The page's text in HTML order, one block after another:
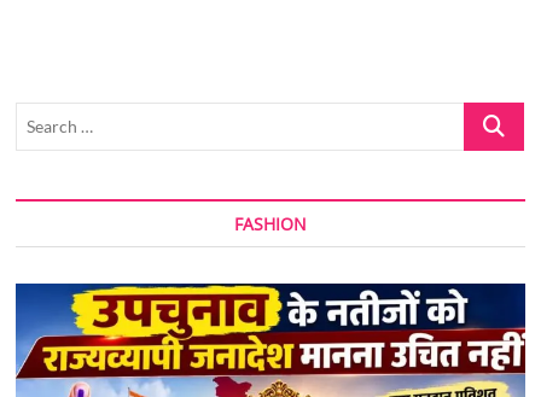
Search
FASHION